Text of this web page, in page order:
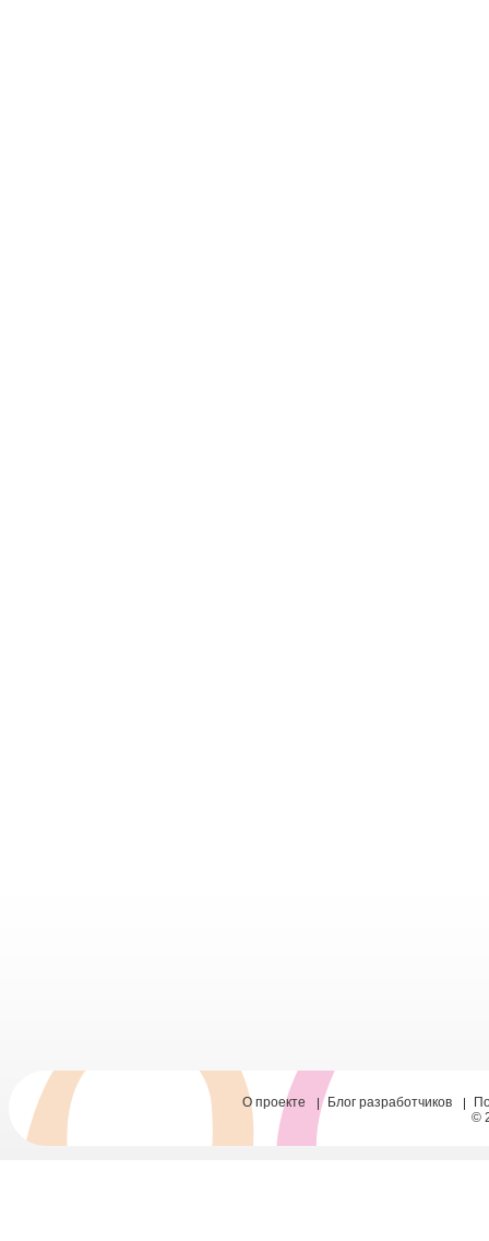
О проекте Блог разработчиков
©